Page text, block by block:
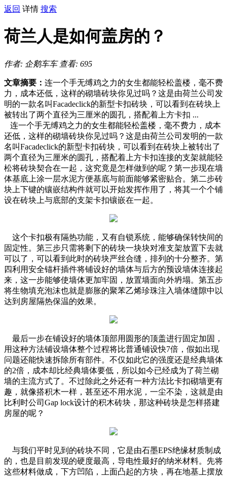
返回 详情 搜索
荷兰人是如何盖房的？
作者: 企鹅车车 查看: 695
文章摘要： 连一个手无缚鸡之力的女生都能轻松盖楼，毫不费
力，成本还低，这样的砌墙砖块你见过吗？这是由荷兰公司发
明的一款名叫Facadeclick的新型卡扣砖块，可以看到在砖块上
被转出了两个直径为三厘米的圆孔，搭配着上方卡扣 ...
连一个手无缚鸡之力的女生都能轻松盖楼，毫不费力，成本
还低，这样的砌墙砖块你见过吗？这是由荷兰公司发明的一款
名叫Facadeclick的新型卡扣砖块，可以看到在砖块上被转出了
两个直径为三厘米的圆孔，搭配着上方卡扣连接的支架就能轻
松将砖块契合在一起，这究竟是怎样做到的呢？第一步现在墙
体基底上涂一层水泥方便基底与前面能够紧密贴合。第二步砖
块上下键的镶嵌结构件就可以开始发挥作用了，将其一个个铺
设在砖块上与底部的支架卡扣镶嵌在一起。
这个卡扣极有隔热功能，又有自锁系统，能够确保转快间的
固定性。第三步只需将剩下的砖块一块块对准支架放置下去就
可以了，可以看到此时的砖块严丝合缝，排列的十分整齐。第
四利用安全锚杆插件将铺设好的墙体与后方的预设墙体连接起
来，这一步能够使墙体更加牢固，放置墙面向外坍塌。第五步
将生物填充泡沫也就是膨胀的聚苯乙烯珍珠注入墙体缝隙中以
达到房屋隔热保温的效果。
最后一步在铺设好的墙体顶部用圆形的顶盖进行固定加固，
用这种方法铺设墙体整个过程将比普通铺设快7倍，假如出现
问题还能快速拆除所有部件。不仅如此它的强度还是经典墙体
的2倍，成本却比经典墙体要低，所以如今已经成为了荷兰砌
墙的主流方式了。不过除此之外还有一种方法比卡扣砌墙更有
趣，就像搭积木一样，甚至还不用水泥，一尘不染，这就是由
比利时公司Gap lock设计的积木砖块，那这种砖块是怎样搭建
房屋的呢？
与我们平时见到的砖块不同，它是由石墨EPS绝缘材质制成
的，也是目前发现的硬度最高，导电性最好的纳米材料。先将
这些材料做成，下方凹陷，上面凸起的方块，再在地基上摆放